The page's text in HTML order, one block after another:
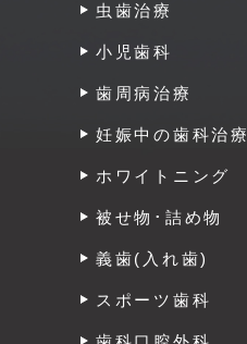
虫歯治療
小児歯科
歯周病治療
妊娠中の歯科治療
ホワイトニング
被せ物･詰め物
義歯(入れ歯)
スポーツ歯科